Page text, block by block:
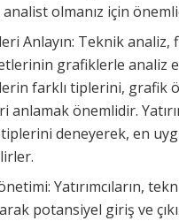
olmanız için
Anlayın: Teknik analiz,
grafiklerle analiz
farklı tiplerini, grafik
anlamak önemlidir.
deneyerek, en
Yatırımcıların,
potansiyel giriş ve